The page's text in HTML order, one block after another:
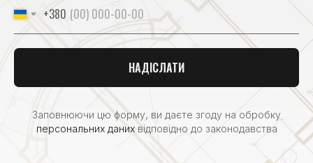
+380
НАДІСЛАТИ
Заповнюючи цю форму, ви даєте згоду на обробку
персональних данихвідповідно до законодавства